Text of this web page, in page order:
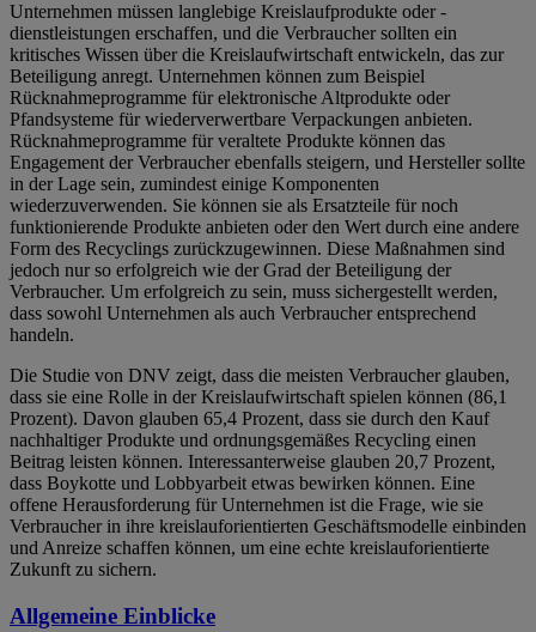
Unternehmen müssen langlebige Kreislaufprodukte oder -
dienstleistungen erschaffen, und die Verbraucher sollten ein
kritisches Wissen über die Kreislaufwirtschaft entwickeln, das zur
Beteiligung anregt. Unternehmen können zum Beispiel
Rücknahmeprogramme für elektronische Altprodukte oder
Pfandsysteme für wiederverwertbare Verpackungen anbieten.
Rücknahmeprogramme für veraltete Produkte können das
Engagement der Verbraucher ebenfalls steigern, und Hersteller sollte
in der Lage sein, zumindest einige Komponenten
wiederzuverwenden. Sie können sie als Ersatzteile für noch
funktionierende Produkte anbieten oder den Wert durch eine andere
Form des Recyclings zurückzugewinnen. Diese Maßnahmen sind
jedoch nur so erfolgreich wie der Grad der Beteiligung der
Verbraucher. Um erfolgreich zu sein, muss sichergestellt werden,
dass sowohl Unternehmen als auch Verbraucher entsprechend
handeln.
Die Studie von DNV zeigt, dass die meisten Verbraucher glauben,
dass sie eine Rolle in der Kreislaufwirtschaft spielen können (86,1
Prozent). Davon glauben 65,4 Prozent, dass sie durch den Kauf
nachhaltiger Produkte und ordnungsgemäßes Recycling einen
Beitrag leisten können. Interessanterweise glauben 20,7 Prozent,
dass Boykotte und Lobbyarbeit etwas bewirken können. Eine
offene Herausforderung für Unternehmen ist die Frage, wie sie
Verbraucher in ihre kreislauforientierten Geschäftsmodelle einbinden
und Anreize schaffen können, um eine echte kreislauforientierte
Zukunft zu sichern.
Allgemeine Einblicke